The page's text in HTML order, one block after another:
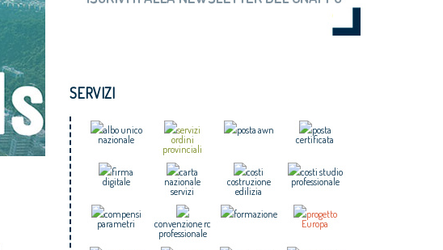
SERVIZI
albo unico
nazionale
servizi
ordini
provinciali
posta awn
posta
certificata
firma
digitale
carta
nazionale
servizi
costi
costruzione
edilizia
costi studio
professionale
compensi
parametri
convenzione rc
professionale
formazione
progetto
Europa